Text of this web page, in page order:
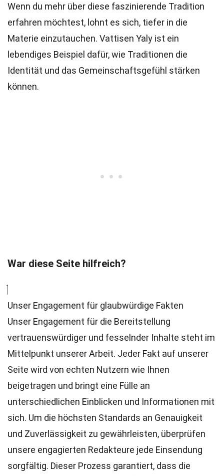
Wenn du mehr über diese faszinierende Tradition
erfahren möchtest, lohnt es sich, tiefer in die
Materie einzutauchen. Vattisen Yaly ist ein
lebendiges Beispiel dafür, wie Traditionen die
Identität und das Gemeinschaftsgefühl stärken
können.
War diese Seite hilfreich?
Unser Engagement für glaubwürdige Fakten
Unser Engagement für die Bereitstellung
vertrauenswürdiger und fesselnder Inhalte steht im
Mittelpunkt unserer Arbeit. Jeder Fakt auf unserer
Seite wird von echten Nutzern wie Ihnen
beigetragen und bringt eine Fülle an
unterschiedlichen Einblicken und Informationen mit
sich. Um die höchsten Standards an Genauigkeit
und Zuverlässigkeit zu gewährleisten, überprüfen
unsere engagierten Redakteure jede Einsendung
sorgfältig. Dieser Prozess garantiert, dass die